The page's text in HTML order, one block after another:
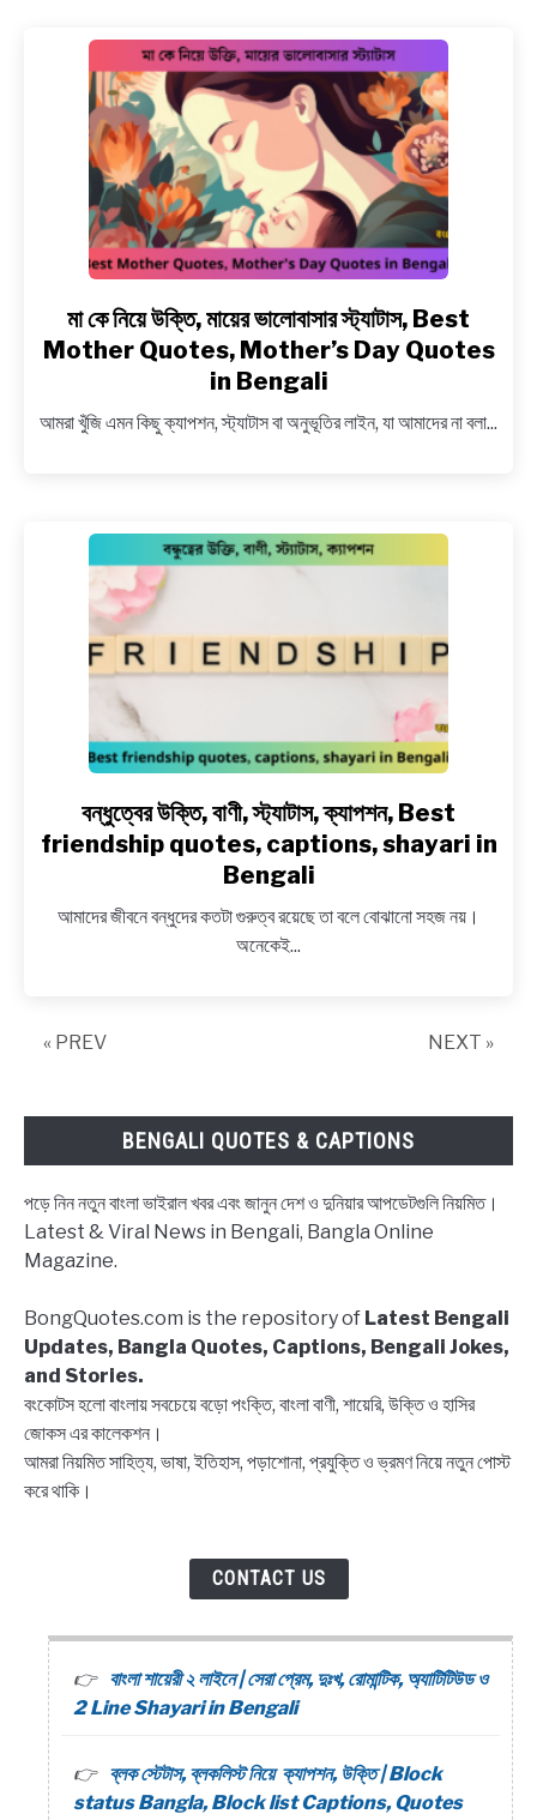
কালেকশন
Amazing
Quotes
by
Shahrukh
Khan
in
Bengali
link
to
মা
নিয়ে
স্ট্যাটাস,
Best
Quotes,
Mother’s
in
Bengali
মা কে নিয়ে উক্তি, মায়ের ভালোবাসার স্ট্যাটাস, Best
Mother Quotes, Mother’s Day Quotes
in Bengali
আমরা খুঁজি এমন কিছু ক্যাপশন, স্ট্যাটাস বা অনুভূতির লাইন, যা আমাদের না বলা...
link
to
বন্ধুত্বের
বাণী,
স্ট্যাটাস,
in
Bengali
বন্ধুত্বের উক্তি, বাণী, স্ট্যাটাস, ক্যাপশন, Best
friendship quotes, captions, shayari in
Bengali
আমাদের জীবনে বন্ধুদের কতটা গুরুত্ব রয়েছে তা বলে বোঝানো সহজ নয়।
অনেকেই...
« PREV NEXT »
BENGALI QUOTES & CAPTIONS
পড়ে নিন নতুন বাংলা ভাইরাল খবর এবং জানুন দেশ ও দুনিয়ার আপডেটগুলি নিয়মিত।
Latest & Viral News in Bengali, Bangla Online
Magazine.
BongQuotes.com is the repository of Latest Bengali
Updates, Bangla Quotes, Captions, Bengali Jokes,
and Stories.
বংকোটস হলো বাংলায় সবচেয়ে বড়ো পংক্তি, বাংলা বাণী, শায়েরি, উক্তি ও হাসির
জোকস এর কালেকশন।
আমরা নিয়মিত সাহিত্য, ভাষা, ইতিহাস, পড়াশোনা, প্রযুক্তি ও ভ্রমণ নিয়ে নতুন পোস্ট
করে থাকি।
CONTACT US
বাংলা শায়েরী ২ লাইনে | সেরা প্রেম, দুঃখ, রোমান্টিক, অ্যাটিটিউড ও
2 Line Shayari in Bengali
ব্লক স্টেটাস, ব্লকলিস্ট নিয়ে ক্যাপশন, উক্তি | Block
status Bangla, Block list Captions, Quotes